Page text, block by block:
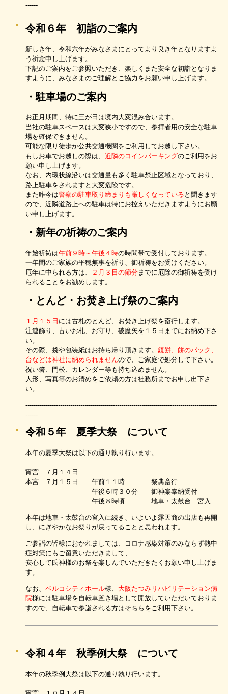
------
令和６年 初詣のご案内
新しき年、令和六年がみなさまにとってより良き年となりますよ
う祈念申し上げます。
下記のご案内をご参照いただき、楽しくまた安全な初詣となりま
すように、みなさまのご理解とご協力をお願い申し上げます。
・駐車場のご案内
お正月期間、特に三が日は境内大変混み合います。
当社の駐車スペースは大変狭小ですので、参拝者用の安全な駐車
場を確保できません。
可能な限り徒歩か公共交通機関をご利用してお越し下さい。
もしお車でお越しの際は、 近隣のコインパーキングのご利用をお
願い申し上げます。
なお、内環状線沿いは交通量も多く駐車禁止区域となっており、
路上駐車をされますと大変危険です。
また昨今は警察の駐車取り締まりも厳しくなっている と聞きます
ので、近隣道路上への駐車は特にお控えいただきますようにお願
い申し上げます。
・新年の祈祷のご案内
年始祈祷は午前９時～午後４時の時間帯で受付しております。
一年間のご家族の平穏無事を祈り、御祈祷をお受けください。
厄年に中られる方は、
２月３日の節分までに厄除の御祈祷を受け
られることをお勧めします。
・とんど・お焚き上げ祭のご案内
１月１５日 には古札のとんど、お焚き上げ祭を斎行します。
注連飾り、古いお札、お守り、破魔矢を１５日までにお納め下さ
い。
その際、袋や包装紙はお持ち帰り頂きます。 鏡餅、餅のパック、
台などは神社に納められませんので、ご家庭で処分して下さい。
祝い箸、門松、カレンダー等も持ち込めません。
人形、写真等のお清めをご依頼の方は社務所までお申し出下さ
い。
----------------------------------------------------------------------------------------------
------
令和５年 夏季大祭 について
本年の夏季大祭は以下の通り執り行います。
宵宮 ７月１４日
本宮 ７月１５日 午前１１時 祭典斎行
午後６時３０分 御神楽奉納受付
午後８時頃 地車・太鼓台 宮入
本年は地車・太鼓台の宮入に続き、いよいよ露天商の出店も再開
し、にぎやかなお祭りが戻ってることと思われます。
ご参詣の皆様におかれましては、コロナ感染対策のみならず熱中
症対策にもご留意いただきまして、
安心して氏神様のお祭を楽しんでいただきたくお願い申し上げま
す。
なお、 ベルコシティホール様、 大阪たつみリハビリテーション病
院様には駐車場を自転車置き場として開放していただいておりま
すので、自転車で参詣される方はそちらをご利用下さい。
令和４年 秋季例大祭 について
本年の秋季例大祭は以下の通り執り行います。